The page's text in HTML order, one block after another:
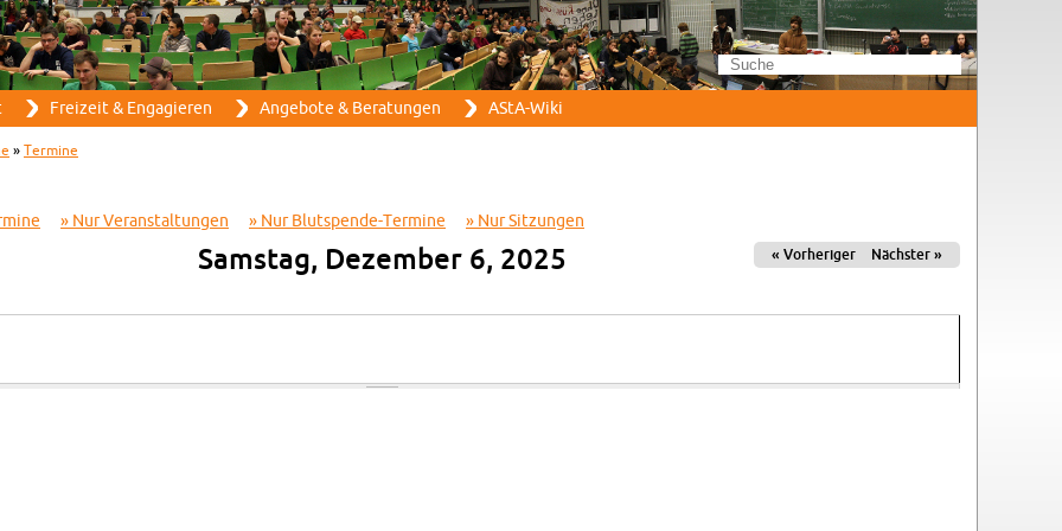
Direkt zum Inhalt
Frei­zeit & En­ga­gie­ren An­ge­bo­te & Be­ra­tun­gen AStA-Wi­ki
» Ter­mi­ne
Nur Ver­an­stal­tun­gen Nur Blut­spen­de-Ter­mi­ne Nur Sit­zun­gen
Sams­tag, De­zem­ber 6, 2025 « Vor­he­ri­ger Nächs­ter »